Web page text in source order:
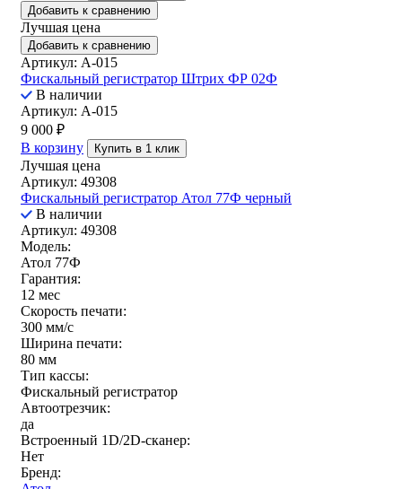
Добавить к сравнению
Лучшая цена
Добавить к сравнению
Артикул: A-015
Фискальный регистратор Штрих ФР 02Ф
В наличии
Артикул: A-015
9 000 ₽
В корзину
Купить в 1 клик
Лучшая цена
Артикул: 49308
Фискальный регистратор Атол 77Ф черный
В наличии
Артикул: 49308
Модель:
Атол 77Ф
Гарантия:
12 мес
Скорость печати:
300 мм/с
Ширина печати:
80 мм
Тип кассы:
Фискальный регистратор
Автоотрезчик:
да
Встроенный 1D/2D-сканер:
Нет
Бренд: